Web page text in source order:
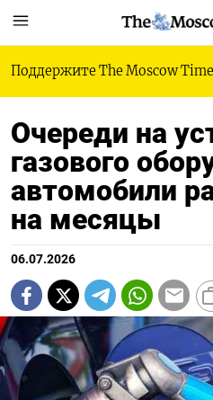
Поддержите The Moscow
Очереди на
газового
автомобили
на месяцы
06.07.2026